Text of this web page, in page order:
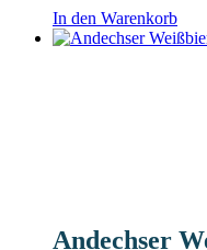
In den Warenkorb
Andechser